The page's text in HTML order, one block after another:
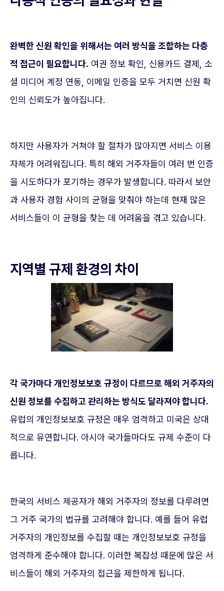
완벽한 신원 확인을 위해서는 여러 방식을 조합하는 다층
적 접근이 필요합니다. 여권 정보 확인, 신용카드 결제, 소
셜 미디어 계정 연동, 이메일 인증을 모두 거치면 신원 확
인의 신뢰도가 높아집니다.
하지만 사용자가 거쳐야 할 절차가 많아지면 서비스 이용
자체가 어려워집니다. 특히 해외 거주자들이 여러 번 인증
을 시도하다가 포기하는 경우가 발생합니다. 따라서 보안
과 사용자 경험 사이의 균형을 맞춰야 하는데 현재 많은
서비스들이 이 균형을 찾는 데 어려움을 겪고 있습니다.
지역별 규제 환경의 차이
각 국가마다 개인정보보호 규정이 다르므로 해외 거주자의
신원 정보를 수집하고 관리하는 방식도 달라져야 합니다.
유럽의 개인정보보호 규정은 매우 엄격하고 미국은 상대
적으로 유연합니다. 아시아 국가들마다도 규제 수준이 다
릅니다.
한국의 서비스 제공자가 해외 거주자의 정보를 다루려면
그 거주 국가의 법규를 고려해야 합니다. 예를 들어 유럽
거주자의 개인정보를 수집할 때는 개인정보보호 규정을
엄격하게 준수해야 합니다. 이러한 복잡성 때문에 많은 서
비스들이 해외 거주자의 접근을 제한하게 됩니다.